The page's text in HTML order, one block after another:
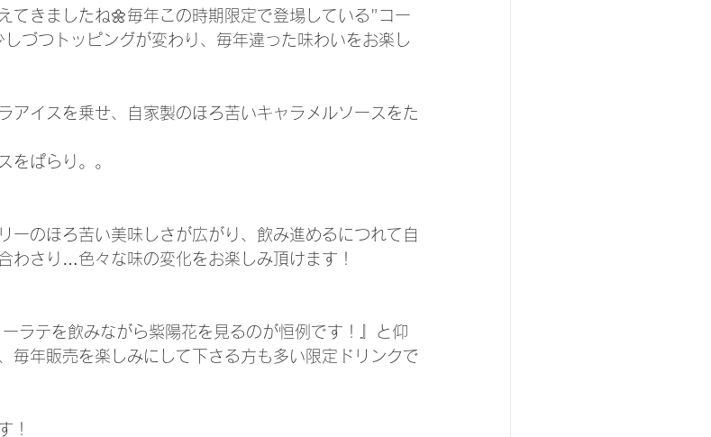
てきましたね🌼毎年この時期限定で登場している"コー
づつトッピングが変わり、毎年違った味わいをお楽し
アイスを乗せ、自家製のほろ苦いキャラメルソースをた
をぱらり。。
ーのほろ苦い美味しさが広がり、飲み進めるにつれて自
わさり…色々な味の変化をお楽しみ頂けます！
ラテを飲みながら紫陽花を見るのが恒例です！』と仰
毎年販売を楽しみにして下さる方も多い限定ドリンクで
！